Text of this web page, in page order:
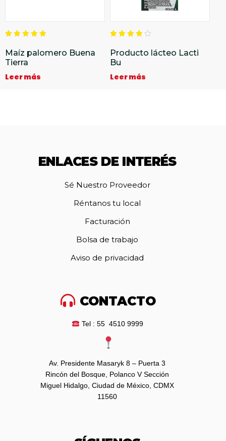
en
5.00
de 5
Maíz palomero Buena
Tierra
Leer más
en
4.00
de 5
Producto lácteo Lacti
Bu
Leer más
ENLACES DE INTERÉS
Sé Nuestro Proveedor
Réntanos tu local
Facturación
Bolsa de trabajo
Aviso de privacidad
CONTACTO
Tel : 55 4510 9999
Av. Presidente Masaryk 8 – Puerta 3
Rincón del Bosque, Polanco V Sección
Miguel Hidalgo, Ciudad de México, CDMX
11560